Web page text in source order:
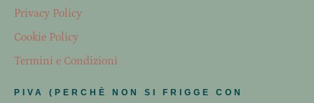
Privacy Policy
Cookie Policy
Termini e Condizioni
PIVA (PERCHÈ NON SI FRIGGE CON